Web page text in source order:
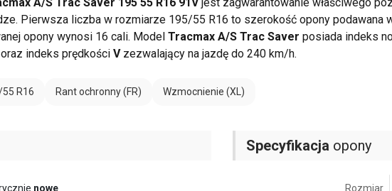
A/S Trac Saver 195 55 R16 91Vjest zagwarantowanie właściwego
Pierwsza liczba w rozmiarze 195/55 R16 to szerokość opony podawana
opony wynosi 16 cali. Model Tracmax A/S Trac Saver posiada indeks
indeks prędkości Vzezwalający na jazdę do 240 km/h.
R16 Rant ochronny (FR) Wzmocnienie (XL)
nowe
Specyfikacja opony
Rozmiar